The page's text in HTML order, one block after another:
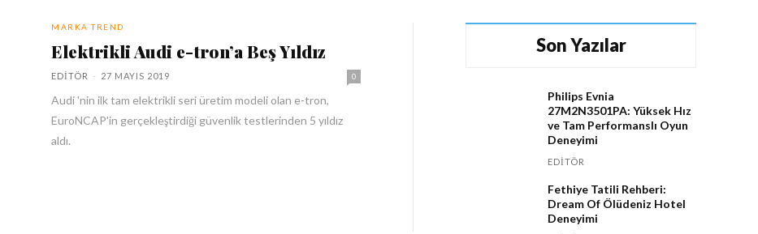
MARKA TREND
Elektrikli Audi e-tron’a Beş Yıldız
EDITÖR - 27 MAYIS 2019 0
Audi 'nin ilk tam elektrikli seri üretim modeli olan e-tron,
EuroNCAP'in gerçekleştirdiği güvenlik testlerinden 5 yıldız
aldı.
Son Yazılar
Philips Evnia
27M2N3501PA: Yüksek Hız
ve Tam Performanslı Oyun
Deneyimi
EDITÖR
Fethiye Tatili Rehberi:
Dream Of Ölüdeniz Hotel
Deneyimi